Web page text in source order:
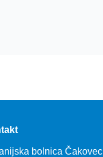
bolnica Čakovec